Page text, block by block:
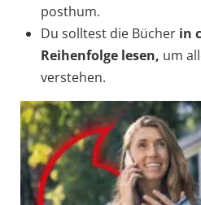
posthum.
Du solltest die Bücher in
Reihenfolge lesen, um
verstehen.